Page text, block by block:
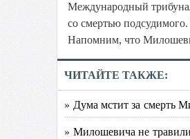
Международный
со смертью
Напомним, что
ЧИТАЙТЕ ТАКЖЕ:
» Дума мстит за смерть
» Милошевича не травили